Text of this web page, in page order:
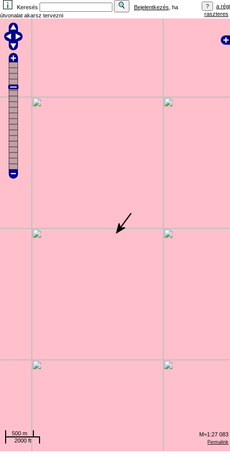
Keresés Bejelentkezés , ha
útvonalat akarsz tervezni
a régi
raszteres
Permalink
500 m
2000 ft
M=1:27 083